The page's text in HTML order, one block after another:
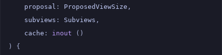
proposal : ProposedViewSize ,
subviews : Subviews ,
cache : inout
()
)
{